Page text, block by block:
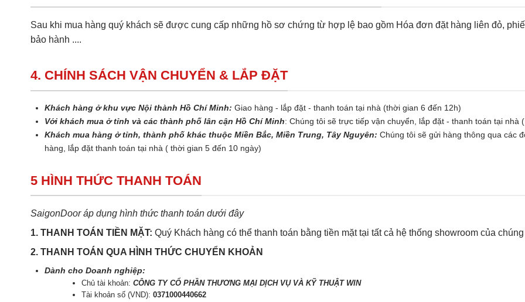
Sau khi mua hàng quý khách sẽ được cung cấp những hồ sơ chứng từ hợp lệ bao gồm Hóa đơn đặt hàng liên đỏ,
bảo hành ....
4. CHÍNH SÁCH VẬN CHUYỂN & LẮP ĐẶT
Khách hàng ở khu vực Nội thành Hồ Chí Minh: Giao hàng - lắp đặt - thanh toán tại nhà (thời gian 6 đến 12h)
Với khách mua ở tỉnh và các thành phố lân cận Hồ Chí Minh: Chúng tôi sẽ trực tiếp vận chuyển, lắp đặt - thanh toán tại nhà
Khách mua hàng ở tỉnh, thành phố khác thuộc Miền Bắc, Miền Trung, Tây Nguyên: Chúng tôi sẽ gửi hàng thông qua các
hàng, lắp đặt thanh toán tại nhà ( thời gian 5 đến 10 ngày)
5 HÌNH THỨC THANH TOÁN
SaigonDoor áp dụng hình thức thanh toán dưới đây
1. THANH TOÁN TIỀN MẶT: Quý Khách hàng có thể thanh toán bằng tiền mặt tại tất cả hệ thống showroom của
2. THANH TOÁN QUA HÌNH THỨC CHUYỂN KHOẢN
Dành cho Doanh nghiệp:
Chủ tài khoản:CÔNG TY CỔ PHẦN THƯƠNG MẠI DỊCH VỤ VÀ KỸ THUẬT WIN
Tài khoản số (VND):0371000440662